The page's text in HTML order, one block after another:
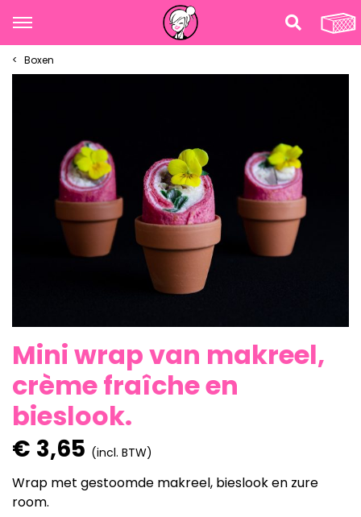
Boxen
Mini wrap van makreel,
crème fraîche en
bieslook.
€ 3,65 (incl. BTW)
Wrap met gestoomde makreel, bieslook en zure
room.